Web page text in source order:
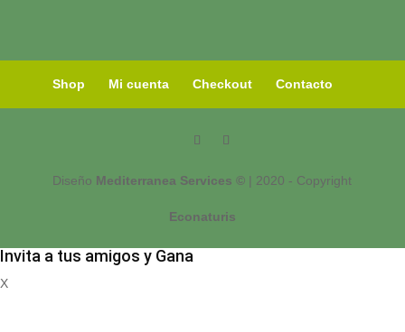
Shop Mi cuenta Checkout Contacto
Diseño Mediterranea Services © | 2020 - Copyright
Econaturis
Invita a tus amigos y Gana
X